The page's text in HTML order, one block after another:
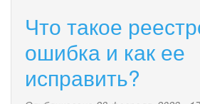
кадастровой
земельных
на
территории
Что такое
ошибка и как ее
исправить?